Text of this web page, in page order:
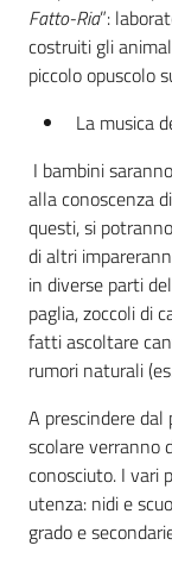
Fatto-Ria”:
costruiti gli
piccolo opuscolo
La musica
I bambini
alla conoscenza
questi, si
di altri
in diverse parti
paglia, zoccoli di
fatti ascoltare
rumori naturali
A prescindere
scolare verranno
conosciuto. I vari
utenza: nidi e
grado e